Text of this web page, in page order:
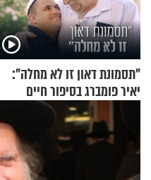
"תסמונת דאון זו לא מחלה":
יאיר פומברג בסיפור חיים
מעורר השראה